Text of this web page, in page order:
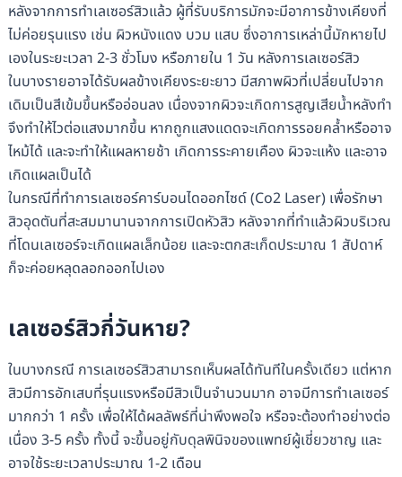
หลังจากการทำเลเซอร์สิวแล้ว ผู้ที่รับบริการมักจะมีอาการข้างเคียงที่
ไม่ค่อยรุนแรง เช่น ผิวหนังแดง บวม แสบ ซึ่งอาการเหล่านี้มักหายไป
เองในระยะเวลา 2-3 ชั่วโมง หรือภายใน 1 วัน หลังการเลเซอร์สิว
ในบางรายอาจได้รับผลข้างเคียงระยะยาว มีสภาพผิวที่เปลี่ยนไปจาก
เดิมเป็นสีเข้มขึ้นหรืออ่อนลง เนื่องจากผิวจะเกิดการสูญเสีย​น้ำหลังทำ
จึงทำให้ไวต่อแสงมากขึ้น หากถูกแสงแดดจะเกิดการรอยคล้ำหรืออาจ
ไหม้ได้ และจะทำให้แผลหายช้า เกิดการระคายเคือง ผิวจะแห้ง และอาจ
เกิดแผลเป็นได้
ในกรณีที่ทำการเลเซอร์คาร์บอนไดออกไซด์ (Co2 Laser) เพื่อรักษา
สิวอุดตันที่สะสมมานานจากการเปิดหัวสิว หลังจากที่ทำแล้วผิวบริเวณ
ที่โดนเลเซอร์จะเกิดแผลเล็กน้อย และจะตกสะเก็ดประมาณ 1 สัปดาห์
ก็จะค่อยหลุดลอกออกไปเอง
เลเซอร์สิวกี่วันหาย?
ในบางกรณี การเลเซอร์สิวสามารถเห็นผลได้ทันทีในครั้งเดียว แต่หาก
สิวมีการอักเสบที่รุนแรงหรือมีสิวเป็นจำนวนมาก อาจมีการทำเลเซอร์
มากกว่า 1 ครั้ง เพื่อให้ได้ผลลัพธ์ที่น่าพึงพอใจ หรือจะต้องทำอย่างต่อ
เนื่อง 3-5 ครั้ง ทั้งนี้ จะขึ้นอยู่กับดุลพินิจของแพทย์ผู้เชี่ยวชาญ และ
อาจใช้ระยะเวลาประมาณ 1-2 เดือน